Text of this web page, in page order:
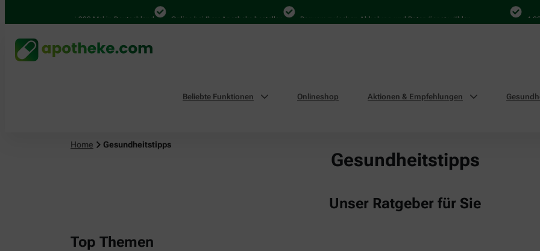
4.000 Mal in Deutschland Online bei Ihrer Apotheke bestellen Bequem zwischen Abholung und Botendienst wählen 4.000
Beliebte Funktionen Onlineshop Aktionen & Empfehlungen
Home Gesundheitstipps
Gesundheitstipps
Unser Ratgeber für Sie
Top Themen